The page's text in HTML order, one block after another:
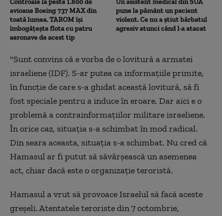
Controale la peste 1.800 de
avioane Boeing 737 MAX din
toată lumea. TAROM își
îmbogățește flota cu patru
aeronave de acest tip
Un asistent medical din SUA
pune la pământ un pacient
violent. Ce nu a știut bărbatul
agresiv atunci când l-a atacat
"Sunt convins că e vorba de o lovitură a armatei
israeliene (IDF). S-ar putea ca informațiile primite,
în funcție de care s-a ghidat această lovitură, să fi
fost speciale pentru a induce în eroare. Dar aici e o
problemă a contrainformațiilor militare israeliene.
În orice caz, situația s-a schimbat în mod radical.
Din seara aceasta, situația s-a schimbat. Nu cred că
Hamasul ar fi putut să săvârșească un asemenea
act, chiar dacă este o organizație teroristă.
Hamasul a vrut să provoace Israelul să facă aceste
greșeli. Atentatele teroriste din 7 octombrie,